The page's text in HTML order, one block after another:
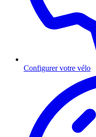
Configurer votre vélo